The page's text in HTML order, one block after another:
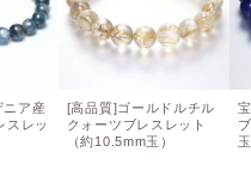
ア産
スレッ
[高品質]ゴールドルチル
クォーツブレスレット
（約10.5mm玉）